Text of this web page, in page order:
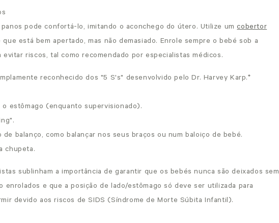
pode confortá-lo, imitando o aconchego do útero. Utilize umcobertor
está bem apertado, mas não demasiado. Enrole sempre o bebé sob a
evitar riscos, tal como recomendado por especialistas médicos.
reconhecido dos "5 S's" desenvolvido pelo Dr. Harvey Karp.*
estômago (enquanto supervisionado).
balanço, como balançar nos seus braços ou num baloiço de bebé.
chupeta.
sublinham a importância de garantir que os bebés nunca são deixados sem
enrolados e que a posição de lado/estômago só deve ser utilizada para
devido aos riscos de SIDS (Síndrome de Morte Súbita Infantil).